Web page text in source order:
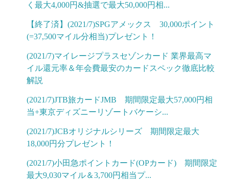
く最大4,000円&抽選で最大50,000円相...
【終了済】(2021/7)SPGアメックス 30,000ポイント
(=37,500マイル分相当)プレゼント！
(2021/7)マイレージプラスセゾンカード 業界最高マ
イル還元率＆年会費最安のカードスペック徹底比較
解説
(2021/7)JTB旅カードJMB 期間限定最大57,000円相
当+東京ディズニーリゾートバケーシ...
(2021/7)JCBオリジナルシリーズ 期間限定最大
18,000円分プレゼント！
(2021/7)小田急ポイントカード(OPカード) 期間限定
最大9,030マイル＆3,700円相当プ...